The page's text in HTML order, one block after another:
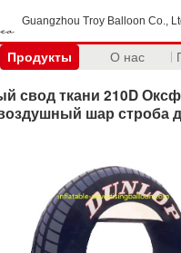
Guangzhou Troy Balloon Co.,
Продукты О нас
свод ткани 210D
шар строба